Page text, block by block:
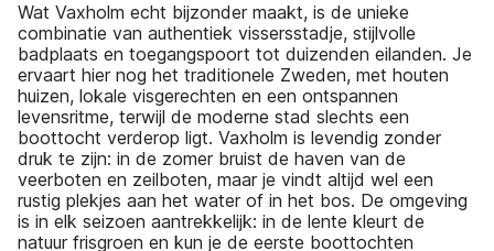
Wat Vaxholm echt bijzonder maakt, is de unieke
combinatie van authentiek vissersstadje, stijlvolle
badplaats en toegangspoort tot duizenden eilanden. Je
ervaart hier nog het traditionele Zweden, met houten
huizen, lokale visgerechten en een ontspannen
levensritme, terwijl de moderne stad slechts een
boottocht verderop ligt. Vaxholm is levendig zonder
druk te zijn: in de zomer bruist de haven van de
veerboten en zeilboten, maar je vindt altijd wel een
rustig plekjes aan het water of in het bos. De omgeving
is in elk seizoen aantrekkelijk: in de lente kleurt de
natuur frisgroen en kun je de eerste boottochten